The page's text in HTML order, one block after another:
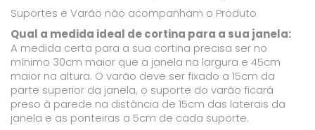
Suportes e Varão não acompanham o Produto
Qual a medida ideal de cortina para a sua janela:
A medida certa para a sua cortina precisa ser no
mínimo 30cm maior que a janela na largura e 45cm
maior na altura. O varão deve ser fixado a 15cm da
parte superior da janela, o suporte do varão ficará
preso à parede na distância de 15cm das laterais da
janela e as ponteiras a 5cm de cada suporte.